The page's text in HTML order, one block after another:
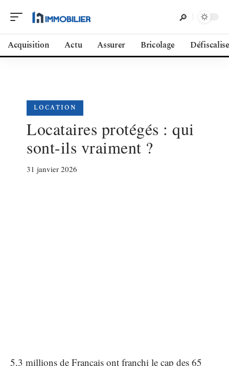
Acquisition Actu Assurer Bricolage
LOCATION
Locataires protégés : qui
sont-ils vraiment ?
31 janvier 2026
5,3 millions de Français ont franchi le cap des 65